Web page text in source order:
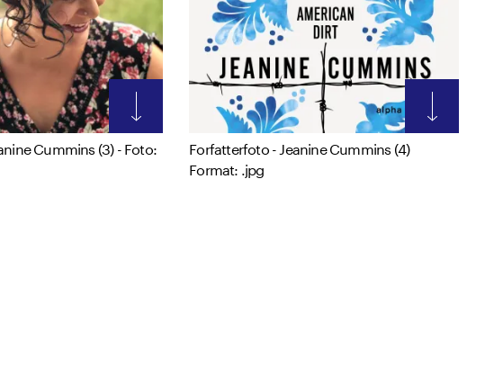
Cummins (3) - Foto:
Forfatterfoto - Jeanine Cummins (4)
Format: .jpg